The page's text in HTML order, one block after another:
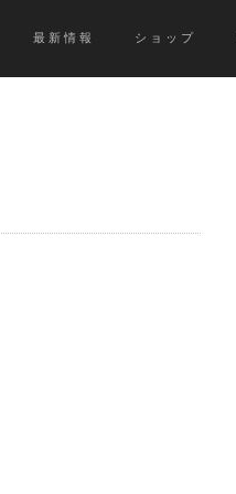
最新情報 ショップ